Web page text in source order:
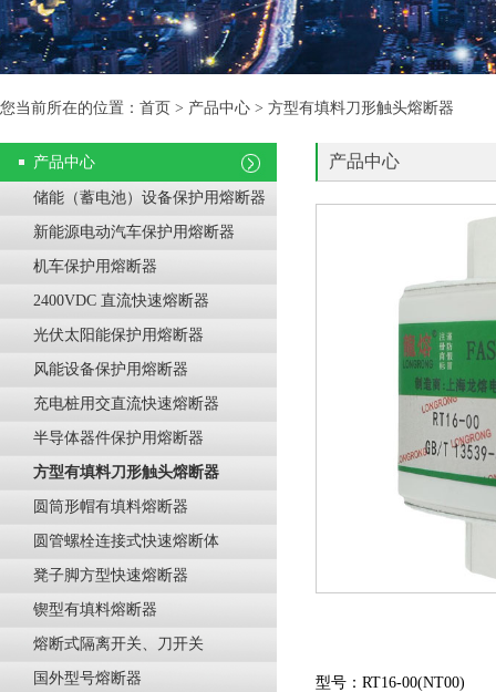
您当前所在的位置：首页 > 产品中心 > 方型有填料刀形触头熔断器
产品中心
储能（蓄电池）设备保护用熔断器
新能源电动汽车保护用熔断器
机车保护用熔断器
2400VDC 直流快速熔断器
光伏太阳能保护用熔断器
风能设备保护用熔断器
充电桩用交直流快速熔断器
半导体器件保护用熔断器
方型有填料刀形触头熔断器
圆筒形帽有填料熔断器
圆管螺栓连接式快速熔断体
凳子脚方型快速熔断器
锲型有填料熔断器
熔断式隔离开关、刀开关
国外型号熔断器
产品中心
型号：RT16-00(NT00)